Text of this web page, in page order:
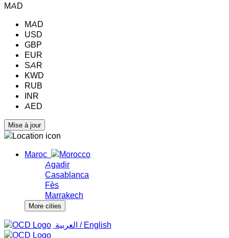
MAD
MAD
USD
GBP
EUR
SAR
KWD
RUB
INR
AED
Maroc
Agadir
Casablanca
Fès
Marrakech
More cities
‏العربية ‏ / English